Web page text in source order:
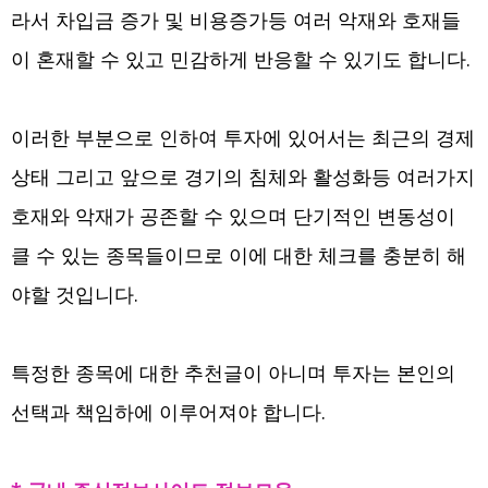
라서 차입금 증가 및 비용증가등 여러 악재와 호재들
이 혼재할 수 있고 민감하게 반응할 수 있기도 합니다.
이러한 부분으로 인하여 투자에 있어서는 최근의 경제
상태 그리고 앞으로 경기의 침체와 활성화등 여러가지
호재와 악재가 공존할 수 있으며 단기적인 변동성이
클 수 있는 종목들이므로 이에 대한 체크를 충분히 해
야할 것입니다.
특정한 종목에 대한 추천글이 아니며 투자는 본인의
선택과 책임하에 이루어져야 합니다.